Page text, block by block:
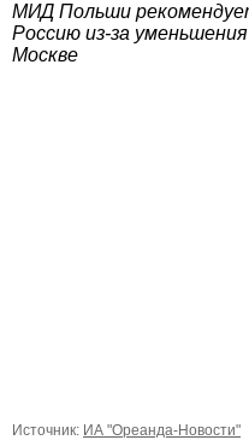
МИД Польши
Россию из-за
Москве
Источник: ИА "Ореанда-Новости"